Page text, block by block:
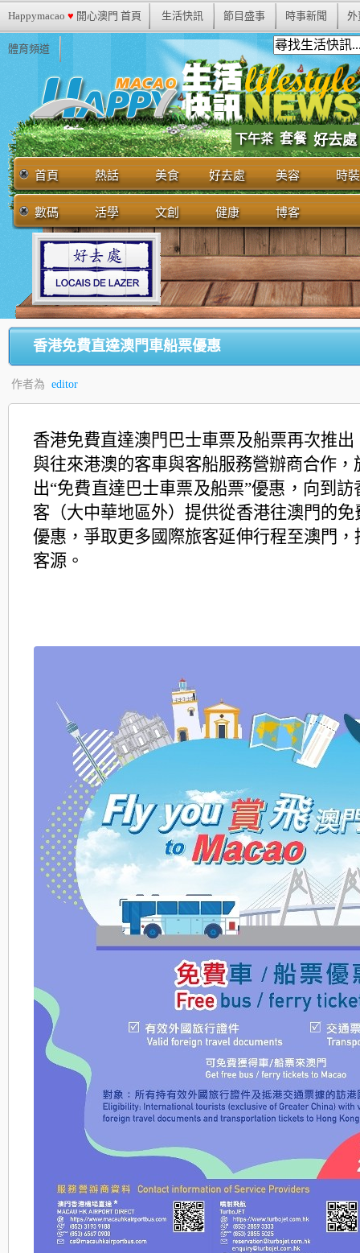
Happymacao ♥ 開心澳門 首頁 生活快訊 節目盛事 時事新聞 外
體育頻道
下午茶 套餐 好去處
首頁 熱話 美食 好去處 美容 時裝
數碼 活學 文創 健康 博客
香港免費直達澳門車船票優惠
作者為 editor
香港免費直達澳門巴士車票及船票再次推出
與往來港澳的客車與客船服務營辦商合作，
出“免費直達巴士車票及船票”優惠，向到
客（大中華地區外）提供從香港往澳門的免
優惠，爭取更多國際旅客延伸行程至澳門，
客源。